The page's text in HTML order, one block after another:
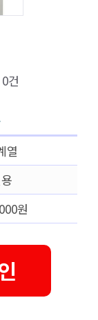
‍‍ 0건
열
원